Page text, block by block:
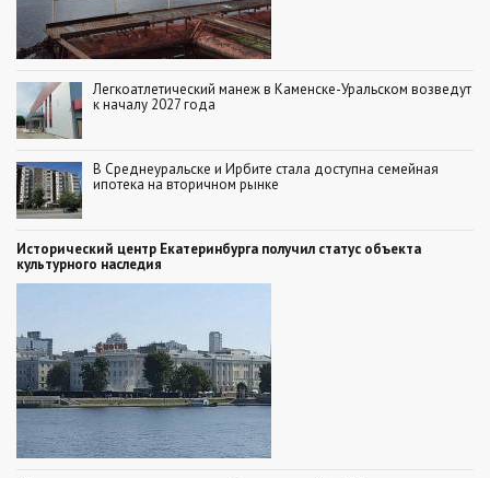
Легкоатлетический манеж в Каменске-Уральском возведут
к началу 2027 года
В Среднеуральске и Ирбите стала доступна семейная
ипотека на вторичном рынке
Исторический центр Екатеринбурга получил статус объекта
культурного наследия